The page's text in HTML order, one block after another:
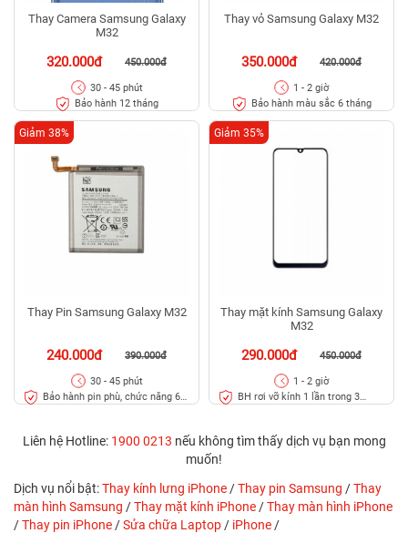
Thay Camera Samsung Galaxy
M32
320.000đ 450.000đ
30 - 45 phút
Bảo hành 12 tháng
Thay vỏ Samsung Galaxy M32
350.000đ 420.000đ
1 - 2 giờ
Bảo hành màu sắc 6 tháng
Thay Pin Samsung Galaxy M32
240.000đ 390.000đ
Giảm 38%
30 - 45 phút
Bảo hành pin phù, chức năng 6
Thay mặt kính Samsung Galaxy
M32
290.000đ 450.000đ
Giảm 35%
1 - 2 giờ
BH rơi vỡ kính 1 lần trong 3
Liên hệ Hotline: 1900 0213 nếu không tìm thấy dịch vụ bạn mong
muốn!
Dịch vụ nổi bật:Thay kính lưng iPhone /Thay pin Samsung /Thay
màn hình Samsung /Thay mặt kính iPhone /Thay màn hình iPhone
/Thay pin iPhone /Sửa chữa Laptop / iPhone /